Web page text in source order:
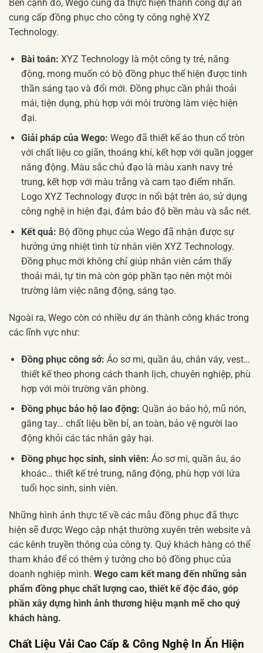
Bên cạnh đó, Wego cũng đã thực hiện thành công dự án
cung cấp đồng phục cho công ty công nghệ XYZ
Technology.
Bài toán: XYZ Technology là một công ty trẻ, năng
động, mong muốn có bộ đồng phục thể hiện được tinh
thần sáng tạo và đổi mới. Đồng phục cần phải thoải
mái, tiện dụng, phù hợp với môi trường làm việc hiện
đại.
Giải pháp của Wego: Wego đã thiết kế áo thun cổ tròn
với chất liệu co giãn, thoáng khí, kết hợp với quần jogger
năng động. Màu sắc chủ đạo là màu xanh navy trẻ
trung, kết hợp với màu trắng và cam tạo điểm nhấn.
Logo XYZ Technology được in nổi bật trên áo, sử dụng
công nghệ in hiện đại, đảm bảo độ bền màu và sắc nét.
Kết quả: Bộ đồng phục của Wego đã nhận được sự
hưởng ứng nhiệt tình từ nhân viên XYZ Technology.
Đồng phục mới không chỉ giúp nhân viên cảm thấy
thoải mái, tự tin mà còn góp phần tạo nên một môi
trường làm việc năng động, sáng tạo.
Ngoài ra, Wego còn có nhiều dự án thành công khác trong
các lĩnh vực như:
Đồng phục công sở: Áo sơ mi, quần âu, chân váy, vest…
thiết kế theo phong cách thanh lịch, chuyên nghiệp, phù
hợp với môi trường văn phòng.
Đồng phục bảo hộ lao động: Quần áo bảo hộ, mũ nón,
găng tay… chất liệu bền bỉ, an toàn, bảo vệ người lao
động khỏi các tác nhân gây hại.
Đồng phục học sinh, sinh viên: Áo sơ mi, quần âu, áo
khoác… thiết kế trẻ trung, năng động, phù hợp với lứa
tuổi học sinh, sinh viên.
Những hình ảnh thực tế về các mẫu đồng phục đã thực
hiện sẽ được Wego cập nhật thường xuyên trên website và
các kênh truyền thông của công ty. Quý khách hàng có thể
tham khảo để có thêm ý tưởng cho bộ đồng phục của
doanh nghiệp mình. Wego cam kết mang đến những sản
phẩm đồng phục chất lượng cao, thiết kế độc đáo, góp
phần xây dựng hình ảnh thương hiệu mạnh mẽ cho quý
khách hàng.
Chất Liệu Vải Cao Cấp & Công Nghệ In Ấn Hiện